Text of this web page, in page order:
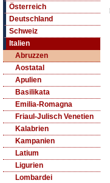
Österreich
Deutschland
Schweiz
Italien
Abruzzen
Aostatal
Apulien
Basilikata
Emilia-Romagna
Friaul-Julisch Venetien
Kalabrien
Kampanien
Latium
Ligurien
Lombardei